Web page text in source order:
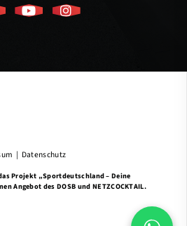
| Datenschutz
Projekt „Sportdeutschland – Deine
Angebot des DOSB und NETZCOCKTAIL.